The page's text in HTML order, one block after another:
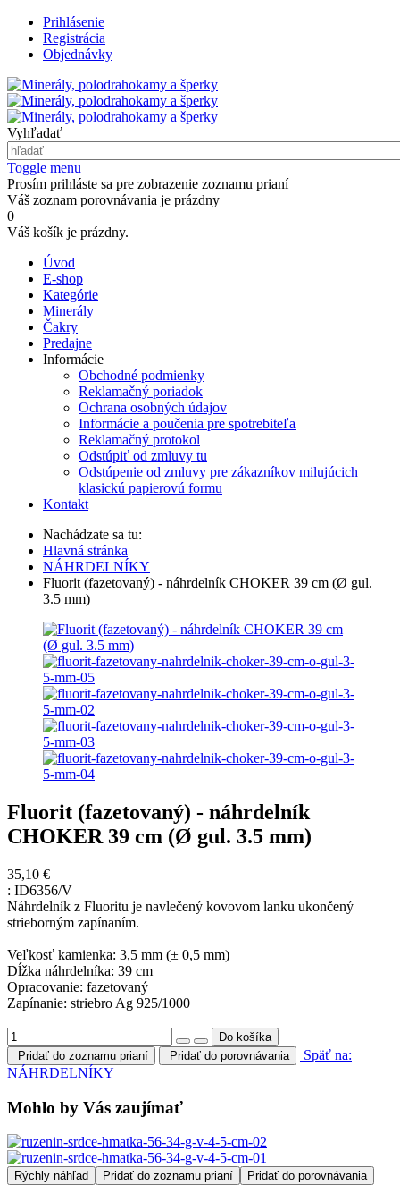
Prihlásenie
Registrácia
Objednávky
Vyhľadať
Toggle menu
Prosím prihláste sa pre zobrazenie zoznamu prianí
Váš zoznam porovnávania je prázdny
0
Váš košík je prázdny.
Úvod
E-shop
Kategórie
Minerály
Čakry
Predajne
Informácie
Obchodné podmienky
Reklamačný poriadok
Ochrana osobných údajov
Informácie a poučenia pre spotrebiteľa
Reklamačný protokol
Odstúpiť od zmluvy tu
Odstúpenie od zmluvy pre zákazníkov milujúcich
klasickú papierovú formu
Kontakt
Nachádzate sa tu:
Hlavná stránka
NÁHRDELNÍKY
Fluorit (fazetovaný) - náhrdelník CHOKER 39 cm (Ø gul.
3.5 mm)
Fluorit (fazetovaný) - náhrdelník
CHOKER 39 cm (Ø gul. 3.5 mm)
35,10 €
: ID6356/V
Náhrdelník z Fluoritu je navlečený kovovom lanku ukončený
strieborným zapínaním.
Veľkosť kamienka: 3,5 mm (± 0,5 mm)
Dĺžka náhrdelníka: 39 cm
Opracovanie: fazetovaný
Zapínanie: striebro Ag 925/1000
Pridať do zoznamu prianí Pridať do porovnávania
Späť na:
NÁHRDELNÍKY
Mohlo by Vás zaujímať
Rýchly náhľad Pridať do zoznamu prianí Pridať do porovnávania